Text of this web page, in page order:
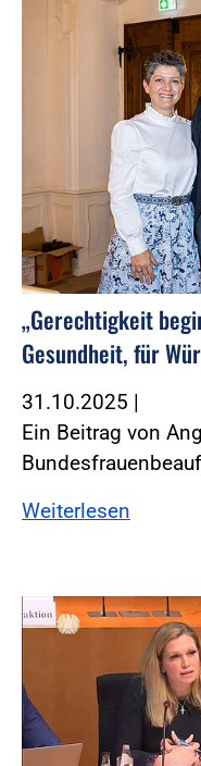
„Gerechtigkeit
Gesundheit, für
31.10.2025 |
Ein Beitrag von
Weiterlesen